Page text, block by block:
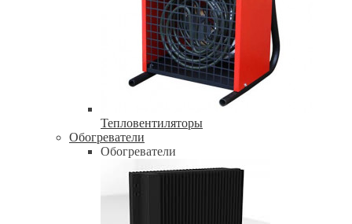
Тепловентиляторы
Обогреватели
Обогреватели